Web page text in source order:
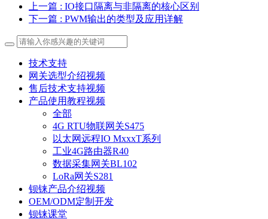
上一篇 : IO接口隔离与非隔离的核心区别
下一篇 : PWM输出的类型及应用详解
技术支持
网关选型介绍视频
售后技术支持视频
产品使用教程视频
全部
4G RTU物联网关S475
以太网远程IO MxxxT系列
工业4G路由器R40
数据采集网关BL102
LoRa网关S281
钡铼产品介绍视频
OEM/ODM定制开发
钡铼课堂